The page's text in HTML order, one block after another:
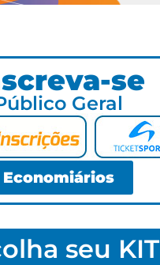
se
Geral
Economiários
seu KIT